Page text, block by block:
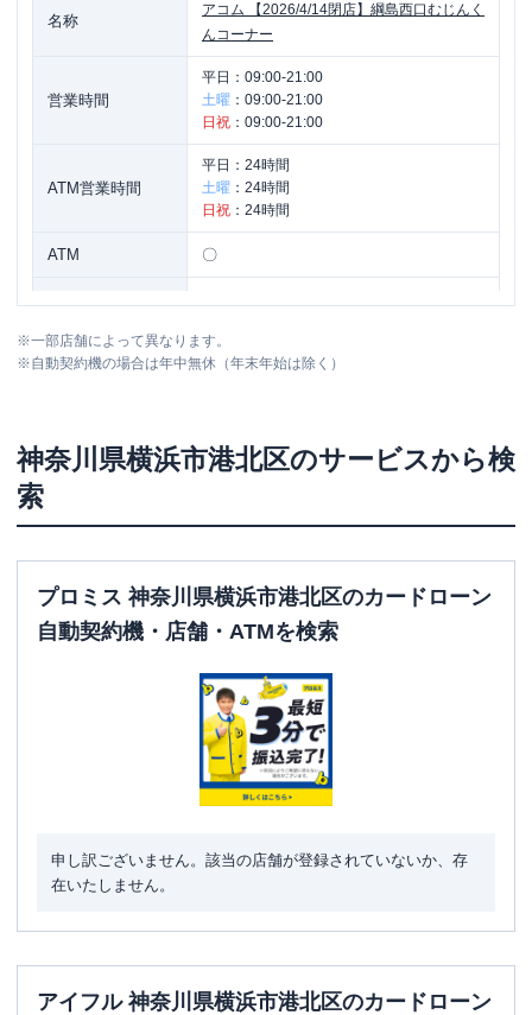
名称
アコム
【2026/4/14閉店】綱島西口むじんく
んコーナー
営業時間
平日： 09:00-21:00
土曜 ： 09:00-21:00
日祝 ： 09:00-21:00
ATM営業時間
平日： 24時間
土曜 ： 24時間
日祝 ： 24時間
ATM 〇
住所
神奈川県横浜市港北区綱島西１丁目１-４
グロリア目代ビル２Ｆ
※一部店舗によって異なります。
※自動契約機の場合は年中無休（年末年始は除く）
神奈川県横浜市港北区のサービスから検
索
プロミス 神奈川県横浜市港北区のカードローン
自動契約機・店舗・ATMを検索
申し訳ございません。該当の店舗が登録されていないか、存
在いたしません。
アイフル 神奈川県横浜市港北区のカードローン